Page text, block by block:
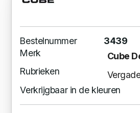
Bestelnummer
3439
Merk
Cube
Rubrieken
Verkrijgbaar in de kleuren